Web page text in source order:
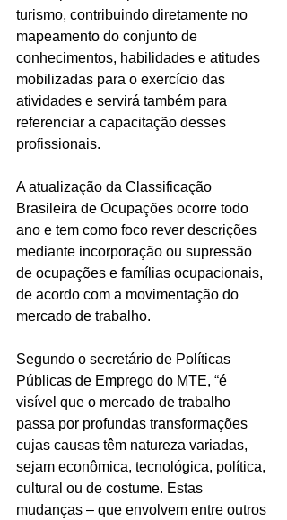
turismo, contribuindo diretamente no
mapeamento do conjunto de
conhecimentos, habilidades e atitudes
mobilizadas para o exercício das
atividades e servirá também para
referenciar a capacitação desses
profissionais.
A atualização da Classificação
Brasileira de Ocupações ocorre todo
ano e tem como foco rever descrições
mediante incorporação ou supressão
de ocupações e famílias ocupacionais,
de acordo com a movimentação do
mercado de trabalho.
Segundo o secretário de Políticas
Públicas de Emprego do MTE, “é
visível que o mercado de trabalho
passa por profundas transformações
cujas causas têm natureza variadas,
sejam econômica, tecnológica, política,
cultural ou de costume. Estas
mudanças – que envolvem entre outros